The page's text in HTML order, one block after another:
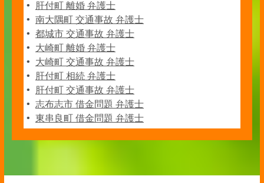
肝付町 離婚 弁護士
南大隅町 交通事故 弁護士
都城市 交通事故 弁護士
大崎町 離婚 弁護士
大崎町 交通事故 弁護士
肝付町 相続 弁護士
肝付町 交通事故 弁護士
志布志市 借金問題 弁護士
東串良町 借金問題 弁護士